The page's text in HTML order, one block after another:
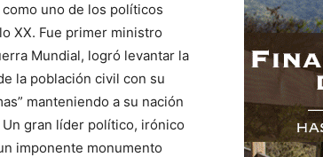
uno de los políticos
XX. Fue primer ministro
Mundial, logró levantar la
la población civil con su
manteniendo a su nación
gran líder político, irónico
imponente monumento